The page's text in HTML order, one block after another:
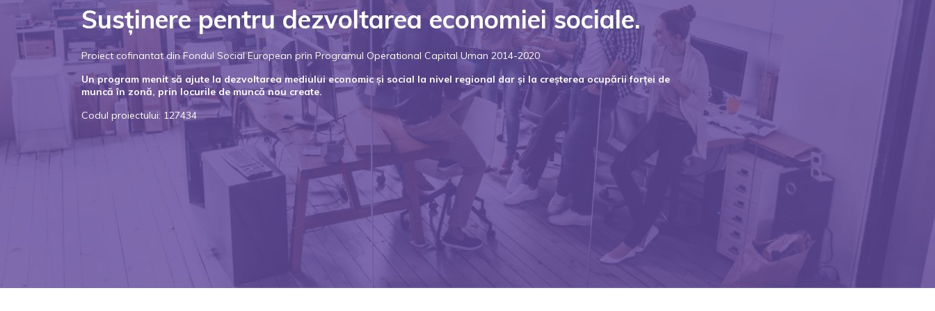
Susținere pentru dezvoltarea economiei sociale.
Proiect cofinantat din Fondul Social European prin Programul Operational Capital Uman 2014-2020
Un program menit să ajute la dezvoltarea mediului economic și social la nivel regional dar și la creșterea ocupării forței de
muncă în zonă, prin locurile de muncă nou create.
Codul proiectului: 127434